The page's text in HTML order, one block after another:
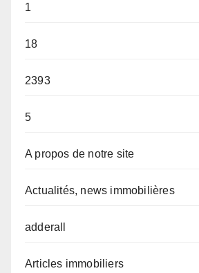
1
18
2393
5
A propos de notre site
Actualités, news immobilières
adderall
Articles immobiliers